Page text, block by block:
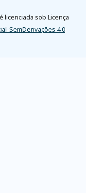
licenciada sob Licença
SemDerivações 4.0